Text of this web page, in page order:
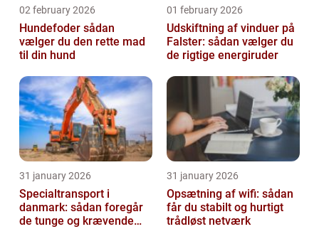
02 february 2026
Hundefoder sådan
vælger du den rette mad
til din hund
01 february 2026
Udskiftning af vinduer på
Falster: sådan vælger du
de rigtige energiruder
31 january 2026
Specialtransport i
danmark: sådan foregår
de tunge og krævende
31 january 2026
Opsætning af wifi: sådan
får du stabilt og hurtigt
trådløst netværk